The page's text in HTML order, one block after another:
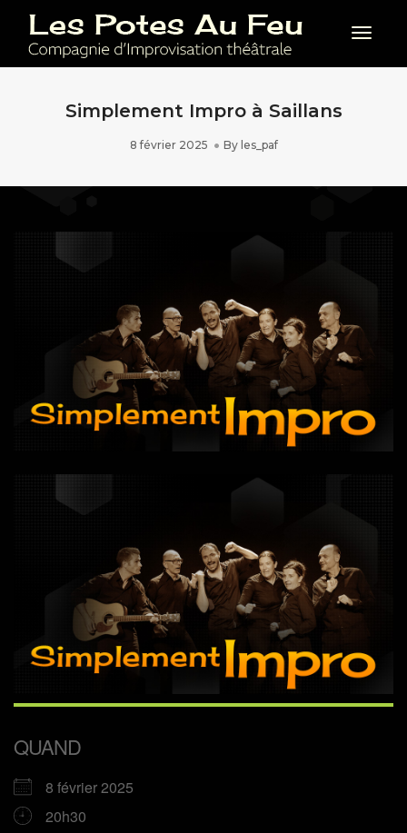
Simplement Impro à Saillans
8 février 2025 By les_paf
QUAND
8 février 2025
20h30